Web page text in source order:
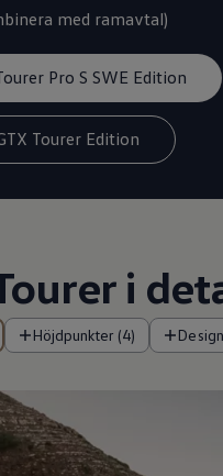
med ramavtal)
Pro S SWE Edition
Tourer Edition
i
Höjdpunkter (4)